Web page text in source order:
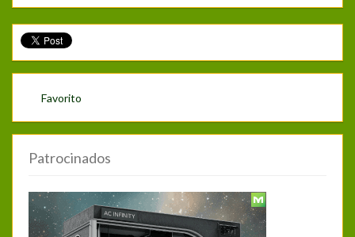
Favorito
Patrocinados